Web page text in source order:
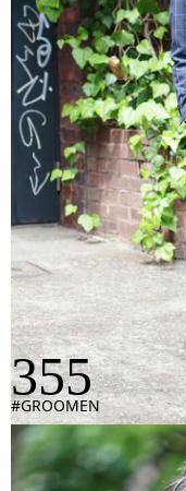
355
#GROOMEN